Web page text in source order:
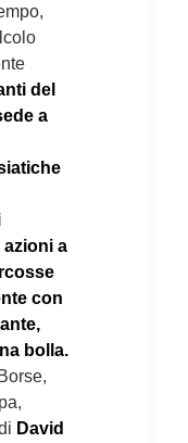
del
a
a
con
bolla.
David